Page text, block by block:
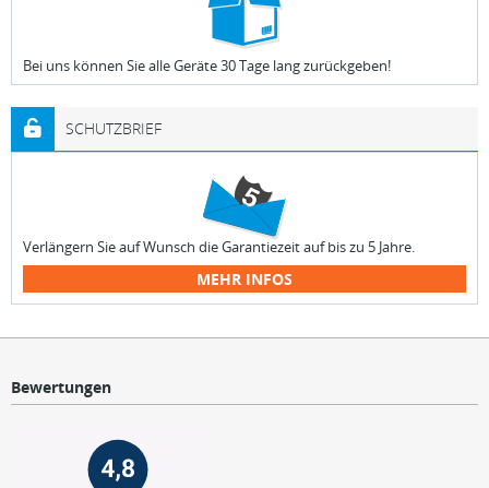
Bei uns können Sie alle Geräte 30 Tage lang zurückgeben!
SCHUTZBRIEF
Verlängern Sie auf Wunsch die Garantiezeit auf bis zu 5 Jahre.
MEHR INFOS
Bewertungen